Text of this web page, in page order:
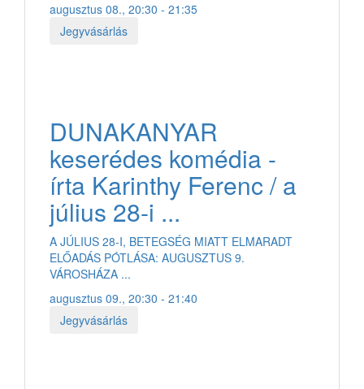
augusztus 08., 20:30 - 21:35
Jegyvásárlás
DUNAKANYAR
keserédes komédia -
írta Karinthy Ferenc / a
július 28-i ...
A JÚLIUS 28-I, BETEGSÉG MIATT ELMARADT
ELŐADÁS PÓTLÁSA: AUGUSZTUS 9.
VÁROSHÁZA ...
augusztus 09., 20:30 - 21:40
Jegyvásárlás